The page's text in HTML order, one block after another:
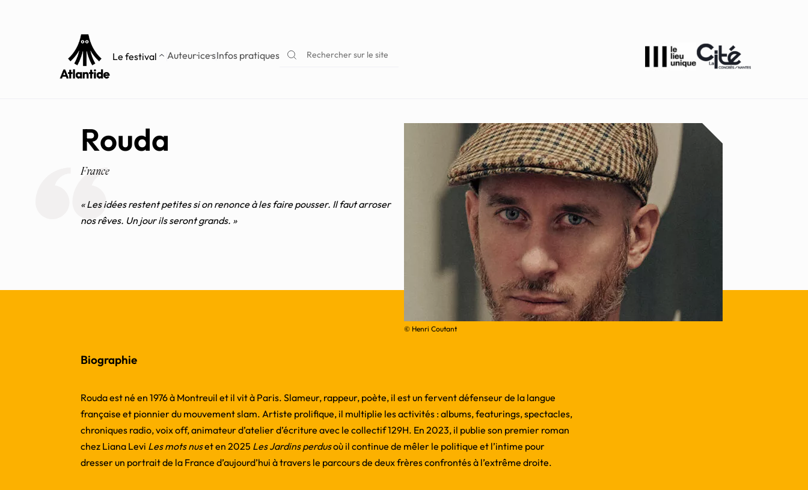
Le festival Auteur·ice·sInfos pratiques Rechercher sur le site
Rouda
France
« Les idées restent petites si on renonce à les faire pousser. Il faut arroser
nos rêves. Un jour ils seront grands. »
© Henri Coutant
Biographie
Rouda est né en 1976 à Montreuil et il vit à Paris. Slameur, rappeur, poète, il est un fervent défenseur de la langue
française et pionnier du mouvement slam. Artiste prolifique, il multiplie les activités : albums, featurings, spectacles,
chroniques radio, voix off, animateur d’atelier d’écriture avec le collectif 129H. En 2023, il publie son premier roman
chez Liana Levi Les mots nuset en 2025 Les Jardins perdusoù il continue de mêler le politique et l’intime pour
dresser un portrait de la France d’aujourd’hui à travers le parcours de deux frères confrontés à l’extrême droite.